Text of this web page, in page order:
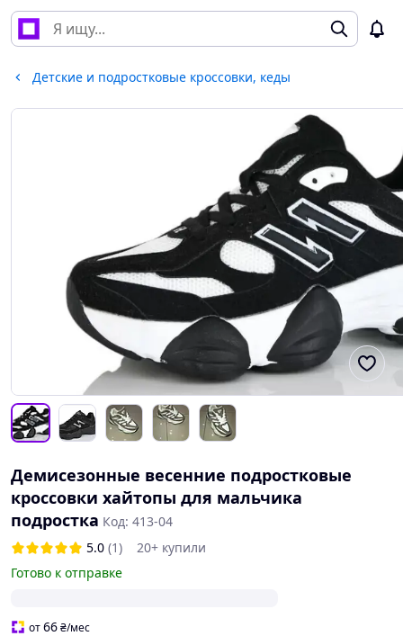
Детские и подростковые кроссовки, кеды
Демисезонные весенние подростковые
кроссовки хайтопы для мальчика
подростка Код: 413-04
5.0 (1)
20+ купили
Готово к отправке
от66₴/мес